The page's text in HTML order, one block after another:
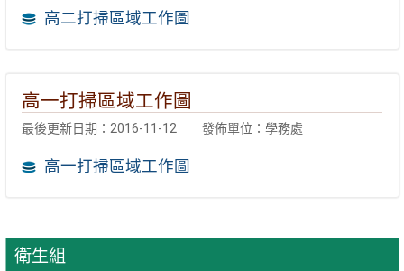
衛生組
高二打掃區域工作圖
高一打掃區域工作圖
最後更新日期：2016-11-12 發佈單位：學務處
高一打掃區域工作圖